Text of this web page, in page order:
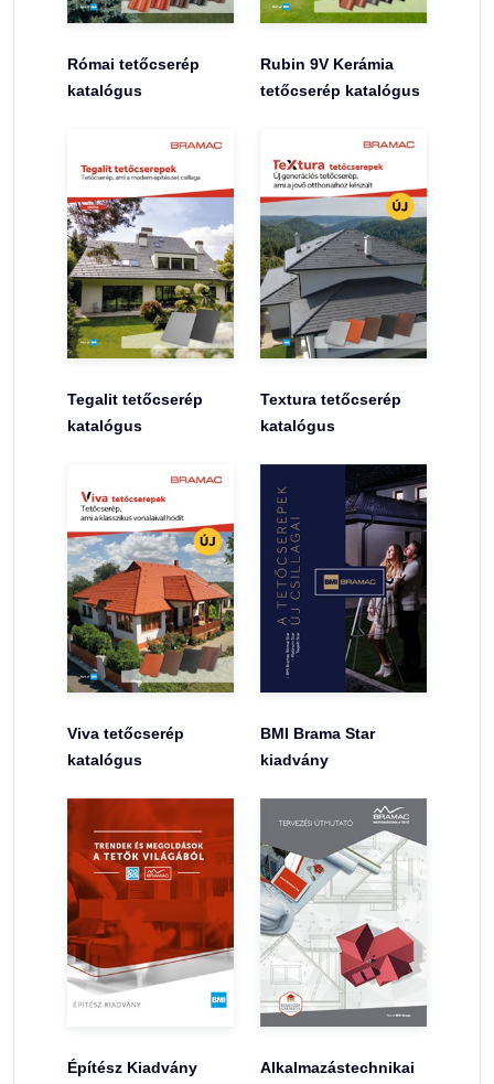
Római tetőcserép
katalógus
Rubin 9V Kerámia
tetőcserép katalógus
Tegalit tetőcserép
katalógus
Textura tetőcserép
katalógus
Viva tetőcserép
katalógus
BMI Brama Star
kiadvány
Építész Kiadvány
Alkalmazástechnikai